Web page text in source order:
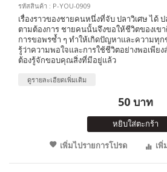
รหัสสินค้า : P-YOU-0909
เรื่องราวของชายคนหนึ่งที่จับ ปลาวิเศษ ได้
ตามต้องการ ชายคนนั้นจึงขอให้ชีวิตของเข
การขอพรซ้ำ ๆ ทำให้เกิดปัญหาและความทุก
รู้ว่าความพอใจและการใช้ชีวิตอย่างพอเพีย
ต้องรู้จักขอบคุณสิ่งที่มีอยู่แล้ว
ดูรายละเอียดเพิ่มเติม
50 บาท
หยิบใส่ตะกร้า
เพิ่มไปรายการโปรด
เพิ่